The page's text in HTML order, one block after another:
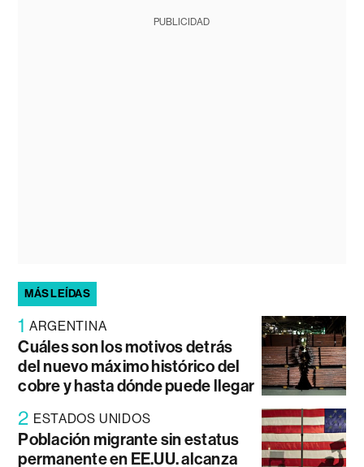
PUBLICIDAD
MÁS LEÍDAS
1 ARGENTINA
Cuáles son los motivos detrás
del nuevo máximo histórico del
cobre y hasta dónde puede llegar
2 ESTADOS UNIDOS
Población migrante sin estatus
permanente en EE.UU. alcanza